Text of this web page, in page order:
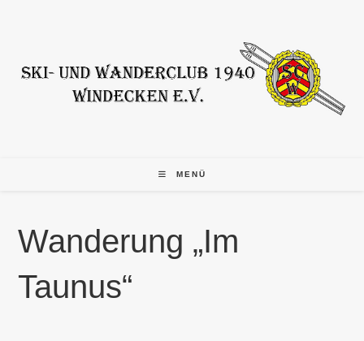
MENÜ
Wanderung „Im
Taunus“